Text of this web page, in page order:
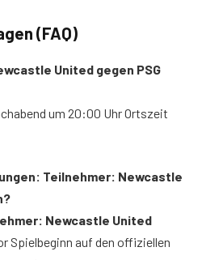
(FAQ)
United gegen PSG
um 20:00 Uhr Ortszeit
Teilnehmer: Newcastle
Newcastle United
Spielbeginn auf den offiziellen